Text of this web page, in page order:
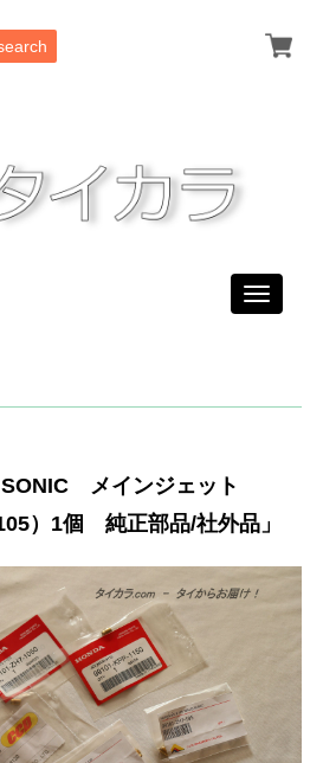
Toggle
SONIC メインジェット
）1個 純正部品/社外品」